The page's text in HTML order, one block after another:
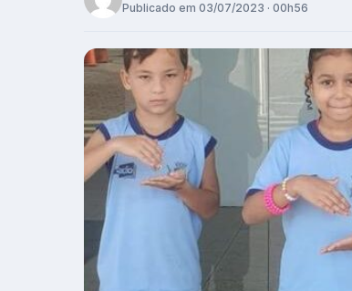
Publicado em 03/07/2023 · 00h56